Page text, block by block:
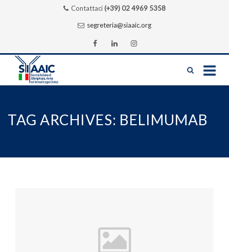
Contattaci(+39) 02 4969 5358
segreteria@siaaic.org
TAG ARCHIVES: BELIMUMAB